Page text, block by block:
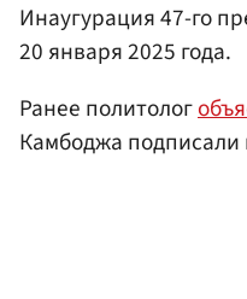
Инаугурация 47-го
20 января 2025 года.
Ранее политолог
Камбоджа подписали